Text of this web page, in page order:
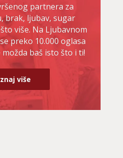
partnera za
brak, ljubav, sugar
više. Na Ljubavnom
preko 10.000 oglasa
baš isto što i ti!
više